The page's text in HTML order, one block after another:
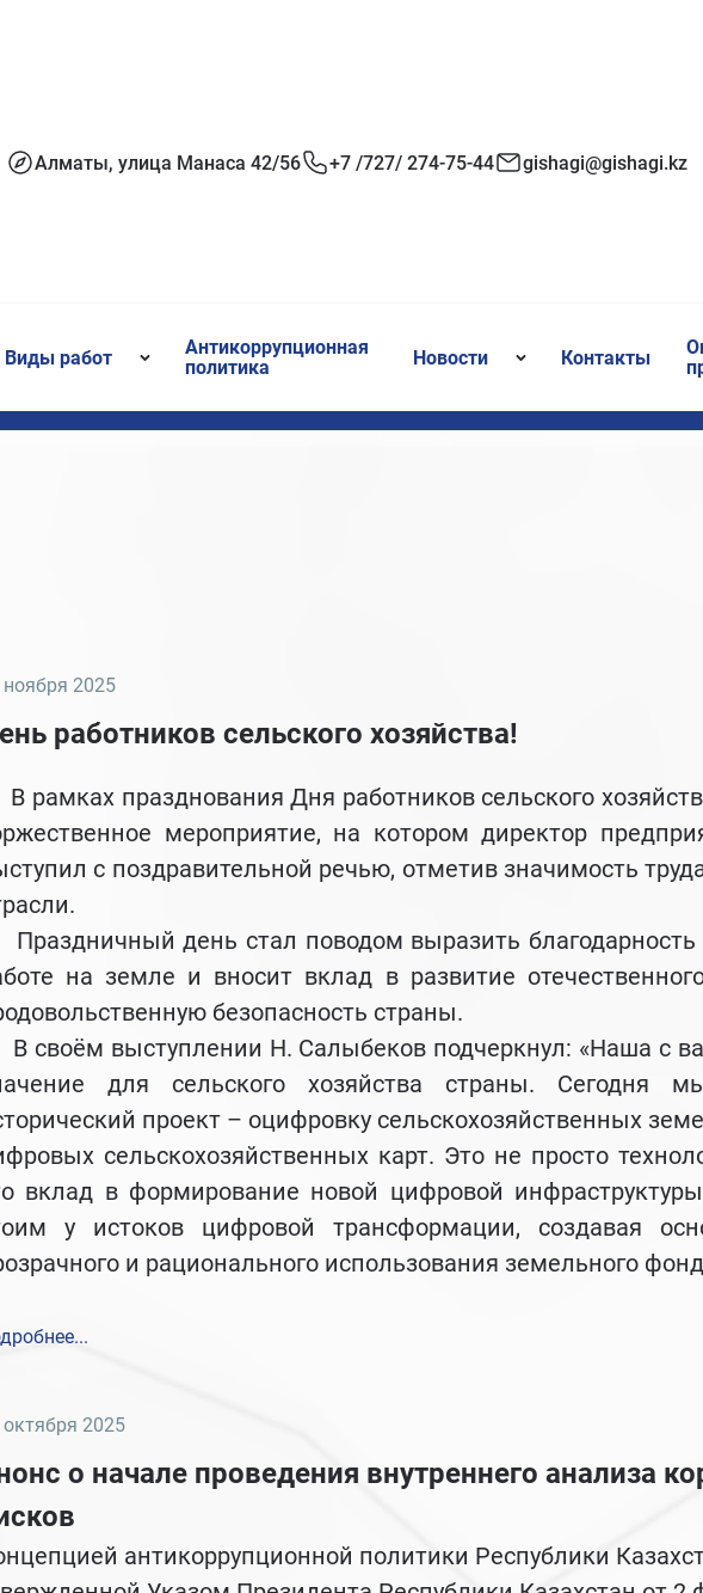
Алматы, улица Манаса 42/56 +7 /727/ 274-75-44 gishagi@gishagi.kz
Виды работ
Антикоррупционная
политика
Новости Контакты
ноября 2025
работников сельского хозяйства!
рамках празднования Дня работников сельского
мероприятие, на котором директор
с поздравительной речью, отметив значимость
день стал поводом выразить благодарность
на земле и вносит вклад в развитие
безопасность страны.
своём выступлении Н. Салыбеков подчеркнул: «Наша с
для сельского хозяйства страны. Сегодня
проект – оцифровку сельскохозяйственных
сельскохозяйственных карт. Это не просто
вклад в формирование новой цифровой
у истоков цифровой трансформации, создавая
и рационального использования земельного
октября 2025
о начале проведения внутреннего анализа
антикоррупционной политики Республики